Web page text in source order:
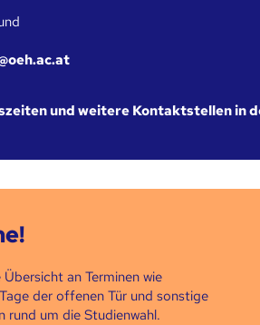
und weitere Kontaktstellen in
an Terminen wie
der offenen Tür und sonstige
rund um die Studienwahl.